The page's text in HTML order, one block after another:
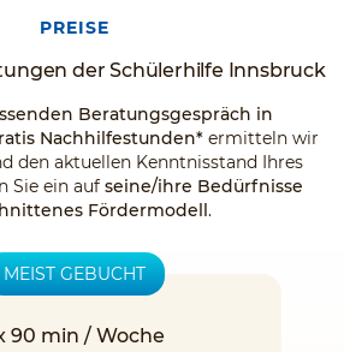
PREISE
der Schülerhilfe Innsbruck
Beratungsgespräch in
Nachhilfestunden*ermitteln wir
den aktuellen Kenntnisstand Ihres
Sie ein auf seine/ihre Bedürfnisse
Fördermodell.
MEIST GEBUCHT
90 min / Woche